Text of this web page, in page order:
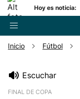
Hoy es noticia:
Inicio Fútbol
Escuchar
FINAL DE COPA